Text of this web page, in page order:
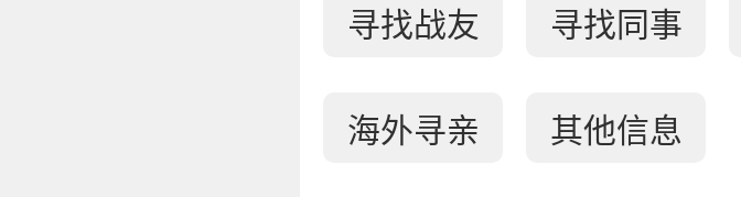
寻找战友 寻找同事
海外寻亲 其他信息